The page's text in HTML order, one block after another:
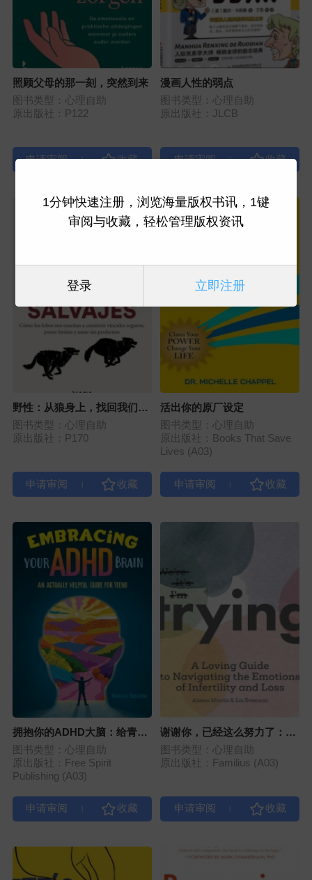
照顾父母的那一刻，突然到来
图书类型：心理自助
原出版社：P122
|
漫画人性的弱点
图书类型：心理自助
原出版社：JLCB
|
野性：从狼身上，找回我们遗
忘的内在智慧
图书类型：心理自助
原出版社：P170
活出你的原厂设定
图书类型：心理自助
原出版社：Books That Save
Lives (A03)
拥抱你的ADHD大脑：给青少
年的实用成长指南
图书类型：心理自助
原出版社：Free Spirit
Publishing (A03)
谢谢你，已经这么努力了：给
备孕路上受伤的你
图书类型：心理自助
原出版社：Familius (A03)
1分钟快速注册，浏览海量版权书讯，1键
审阅与收藏，轻松管理版权资讯
登录 立即注册